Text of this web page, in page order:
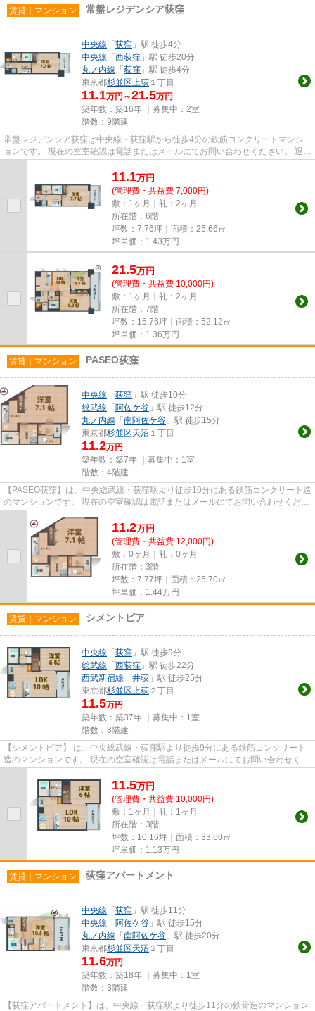
賃貸｜マンション 常盤レジデンシア荻窪
中央線 「 荻窪 」駅 徒歩4分
中央線 「 西荻窪 」駅 徒歩20分
丸ノ内線 「 荻窪 」駅 徒歩4分
東京都杉並区上荻 １丁目
11.1万円～21.5万円
築年数：築16年 ｜募集中： 2室
階数：9階建
常盤レジデンシア荻窪は中央線・荻窪駅から徒歩4分の鉄筋コンクリートマンシ
ョンです。 現在の空室確認は電話またはメールにてお問い合わせください。 退去
11.1万円
(管理費・共益費 7,000円)
敷：1ヶ月｜礼：2ヶ月
所在階：6階
坪数：7.76坪｜面積：25.66㎡
坪単価： 1.43万円
21.5万円
(管理費・共益費 10,000円)
敷：1ヶ月｜礼：2ヶ月
所在階：7階
坪数：15.76坪｜面積：52.12㎡
坪単価： 1.36万円
賃貸｜マンション PASEO荻窪
中央線 「 荻窪 」駅 徒歩10分
総武線 「 阿佐ケ谷 」駅 徒歩12分
丸ノ内線 「 南阿佐ケ谷 」駅 徒歩15分
東京都杉並区天沼 １丁目
11.2万円
築年数：築7年 ｜募集中： 1室
階数：4階建
【PASEO荻窪】は、中央総武線・荻窪駅より徒歩10分にある鉄筋コンクリート造
のマンションです。 現在の空室確認は電話またはメールにてお問い合わせくださ
11.2万円
(管理費・共益費 12,000円)
敷：0ヶ月｜礼：0ヶ月
所在階：3階
坪数：7.77坪｜面積：25.70㎡
坪単価： 1.44万円
賃貸｜マンション シメントピア
中央線 「 荻窪 」駅 徒歩9分
総武線 「 西荻窪 」駅 徒歩22分
西武新宿線 「 井荻 」駅 徒歩25分
東京都杉並区上荻 ２丁目
11.5万円
築年数：築37年 ｜募集中： 1室
階数：3階建
【シメントピア】 は、中央総武線・荻窪駅より徒歩9分にある鉄筋コンクリート
造のマンションです。 現在の空室確認は電話またはメールにてお問い合わせくだ
11.5万円
(管理費・共益費 10,000円)
敷：1ヶ月｜礼：1ヶ月
所在階：3階
坪数：10.16坪｜面積：33.60㎡
坪単価： 1.13万円
賃貸｜マンション 荻窪アパートメント
中央線 「 荻窪 」駅 徒歩11分
中央線 「 阿佐ケ谷 」駅 徒歩15分
丸ノ内線 「 南阿佐ケ谷 」駅 徒歩20分
東京都杉並区天沼 ２丁目
11.6万円
築年数：築18年 ｜募集中： 1室
階数：3階建
【荻窪アパートメント】は、中央線・荻窪駅より徒歩11分の鉄骨造のマンション